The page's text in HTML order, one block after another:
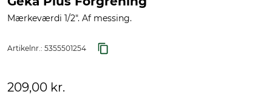
Mærkeværdi 1/2". Af messing.
Artikelnr.: 5355501254
209,00 kr.